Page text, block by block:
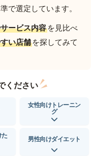
で選定しています。
ービス内容 を見比べ
い店舗 を探してみて
ください
女性向けトレーニン
グ
た
男性向けダイエット